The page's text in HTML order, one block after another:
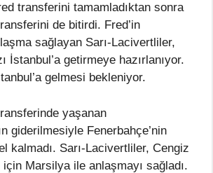
transferini tamamladıktan sonra
de bitirdi. Fred’in
sağlayan Sarı-Lacivertliler,
İstanbul’a getirmeye hazırlanıyor.
gelmesi bekleniyor.
yaşanan
giderilmesiyle Fenerbahçe’nin
kalmadı. Sarı-Lacivertliler, Cengiz
Marsilya ile anlaşmayı sağladı.